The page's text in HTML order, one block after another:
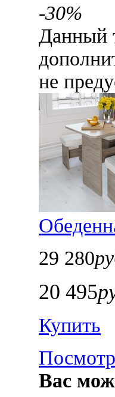
-30%
Данный
не
29 280
20 495
Купить
Вас